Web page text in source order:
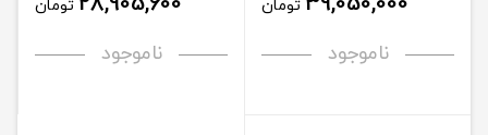
تومان
ناموجود
تومان
ناموجود